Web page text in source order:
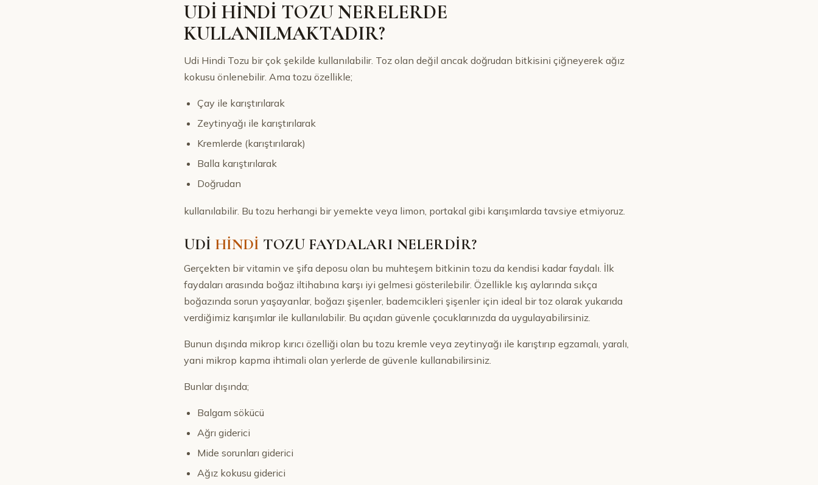
UDİ HİNDİ TOZU NERELERDE
KULLANILMAKTADIR?
Udi Hindi Tozu bir çok şekilde kullanılabilir. Toz olan değil ancak doğrudan bitkisini çiğneyerek ağız
kokusu önlenebilir. Ama tozu özellikle;
Çay ile karıştırılarak
Zeytinyağı ile karıştırılarak
Kremlerde (karıştırılarak)
Balla karıştırılarak
Doğrudan
kullanılabilir. Bu tozu herhangi bir yemekte veya limon, portakal gibi karışımlarda tavsiye etmiyoruz.
UDİ HİNDİ TOZU FAYDALARI NELERDİR?
Gerçekten bir vitamin ve şifa deposu olan bu muhteşem bitkinin tozu da kendisi kadar faydalı. İlk
faydaları arasında boğaz iltihabına karşı iyi gelmesi gösterilebilir. Özellikle kış aylarında sıkça
boğazında sorun yaşayanlar, boğazı şişenler, bademcikleri şişenler için ideal bir toz olarak yukarıda
verdiğimiz karışımlar ile kullanılabilir. Bu açıdan güvenle çocuklarınızda da uygulayabilirsiniz.
Bunun dışında mikrop kırıcı özelliği olan bu tozu kremle veya zeytinyağı ile karıştırıp egzamalı, yaralı,
yani mikrop kapma ihtimali olan yerlerde de güvenle kullanabilirsiniz.
Bunlar dışında;
Balgam sökücü
Ağrı giderici
Mide sorunları giderici
Ağız kokusu giderici